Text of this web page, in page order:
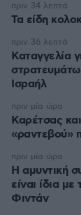
Τα είδη
πριν 34 λεπτά
Καταγγελία
Ισραήλ
πριν 36 λεπτά
Καρέτσας
«ραντεβού»
πριν μία ώρα
Η αμυντική
είναι ίδια
Φιντάν
πριν μία ώρα